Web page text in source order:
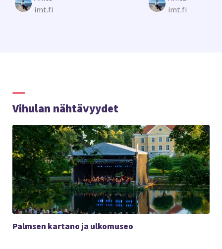
imt.fi
imt.fi
Vihulan nähtävyydet
Palmsen kartano ja ulkomuseo